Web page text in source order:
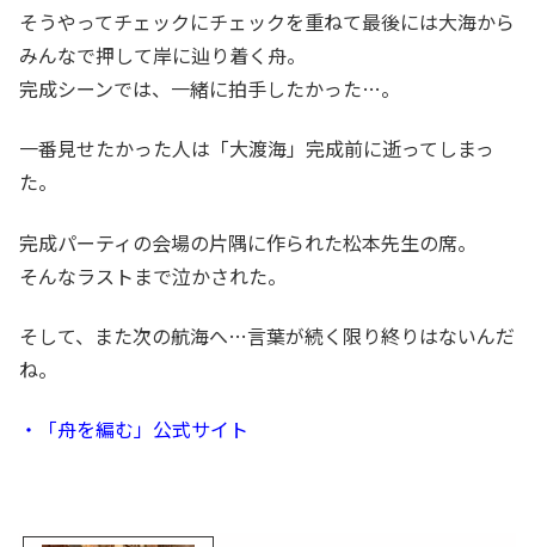
そうやってチェックにチェックを重ねて最後には大海から
みんなで押して岸に辿り着く舟。
完成シーンでは、一緒に拍手したかった…。
一番見せたかった人は「大渡海」完成前に逝ってしまっ
た。
完成パーティの会場の片隅に作られた松本先生の席。
そんなラストまで泣かされた。
そして、また次の航海へ…言葉が続く限り終りはないんだ
ね。
・「舟を編む」公式サイト